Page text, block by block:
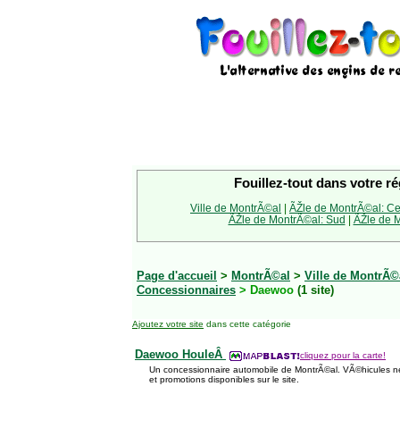
Fouillez-tout dans votre
Ville de MontrÃ©al | ÃŽle de MontrÃ©al:
ÃŽle de MontrÃ©al: Sud | ÃŽle de
Page d'accueil > MontrÃ©al > Ville de
Concessionnaires > Daewoo (1 site)
Ajoutez votre site dans cette catégorie
Daewoo HouleÂ
cliquez pour la carte!
Un concessionnaire automobile de MontrÃ©al. VÃ©hicules
et promotions disponibles sur le site.